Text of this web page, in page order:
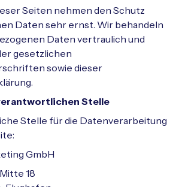
Seiten nehmen den Schutz
Daten sehr ernst. Wir behandeln
Daten vertraulich und
gesetzlichen
sowie dieser
Stelle
Stelle für die Datenverarbeitung
GmbH
18